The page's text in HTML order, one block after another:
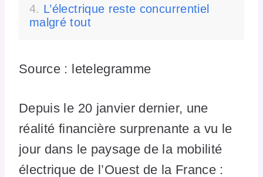
L’électrique reste concurrentiel
malgré tout
Source : letelegramme
Depuis le 20 janvier dernier, une
réalité financière surprenante a vu le
jour dans le paysage de la mobilité
électrique de l’Ouest de la France :